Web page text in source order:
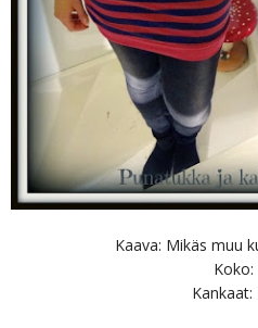
Kaava: Mikäs muu
Koko:
Kankaat: